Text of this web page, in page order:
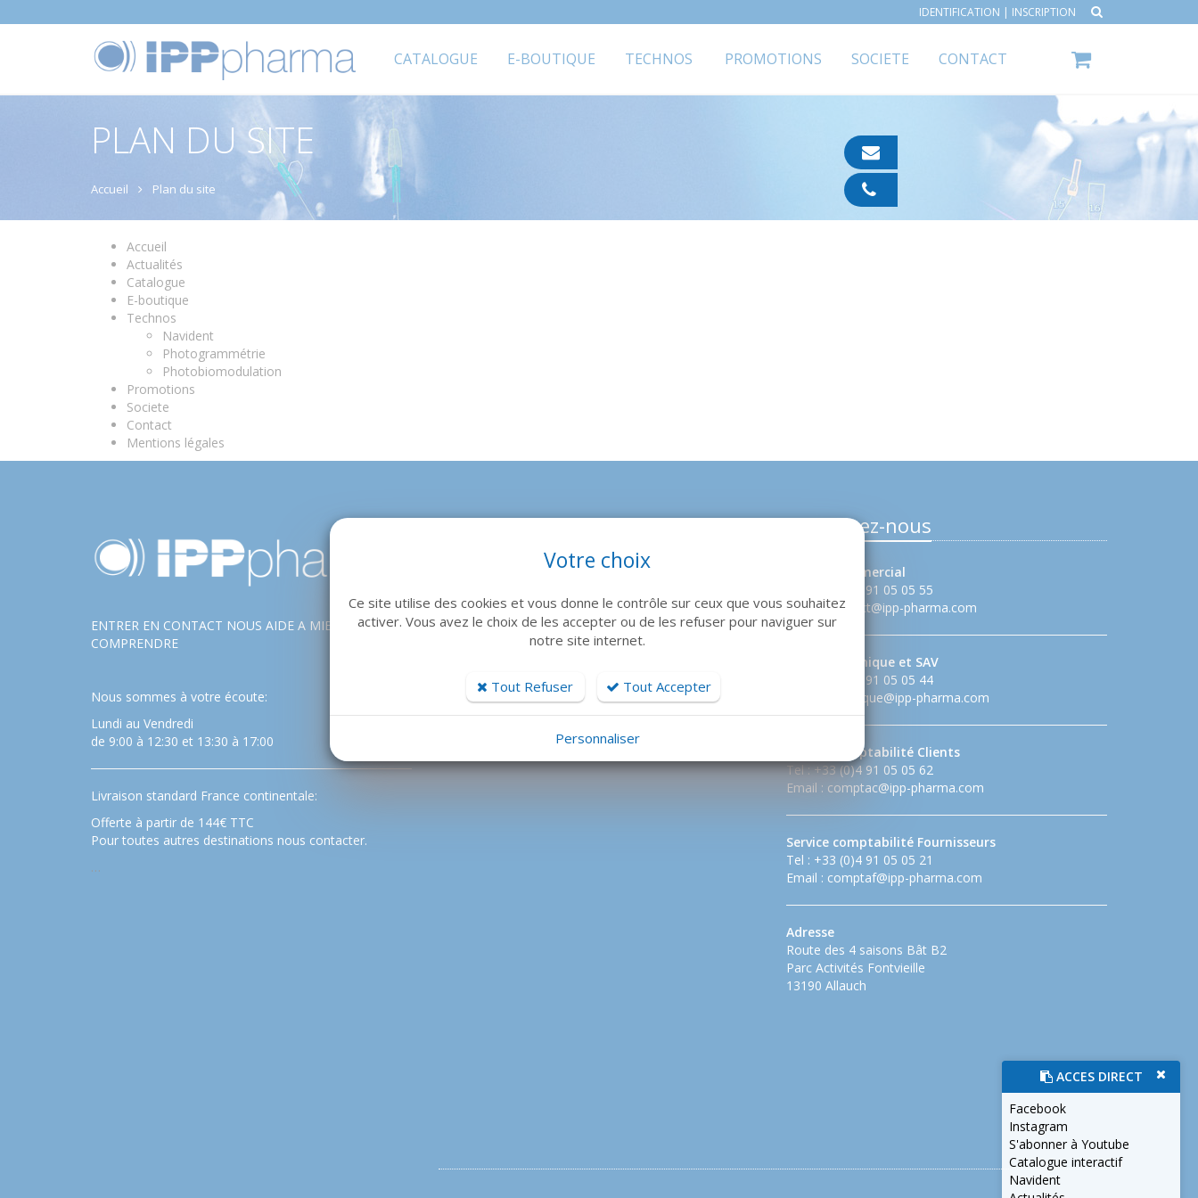
IDENTIFICATION | INSCRIPTION
CATALOGUE E-BOUTIQUE TECHNOS PROMOTIONS SOCIETE CONTACT
PLAN DU SITE
Accueil Plan du site
Accueil
Actualités
Catalogue
E-boutique
Technos
Navident
Photogrammétrie
Photobiomodulation
Promotions
Societe
Contact
Mentions légales
ENTRER EN CONTACT NOUS AIDE A MIEUX VOUS
COMPRENDRE
Nous sommes à votre écoute:
Lundi au Vendredi
de 9:00 à 12:30 et 13:30 à 17:00
Livraison standard France continentale:
Offerte à partir de 144€ TTC
Pour toutes autres destinations nous contacter.
…
Contactez-nous
Service commercial
Tel : +33 (0)4 91 05 05 55
Email :contact@ipp-pharma.com
Service technique et SAV
Tel : +33 (0)4 91 05 05 44
technique@ipp-pharma.com
Service comptabilité Clients
Tel : +33 (0)4 91 05 05 62
Email : comptac@ipp-pharma.com
Service comptabilité Fournisseurs
Tel : +33 (0)4 91 05 05 21
Email : comptaf@ipp-pharma.com
Adresse
Route des 4 saisons Bât B2
Parc Activités Fontvieille
13190 Allauch
pharma.com
91
05
ACCES DIRECT
Facebook
Instagram
S'abonner à Youtube
Catalogue interactif
Navident
Votre choix
Ce site utilise des cookies et vous donne le contrôle sur ceux que vous souhaitez
activer. Vous avez le choix de les accepter ou de les refuser pour naviguer sur
notre site internet.
Tout Refuser Tout Accepter
Personnaliser